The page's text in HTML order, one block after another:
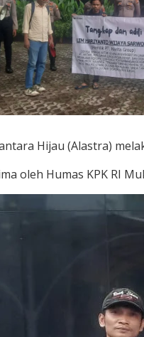
Hijau (Alastra)
oleh Humas KPK RI